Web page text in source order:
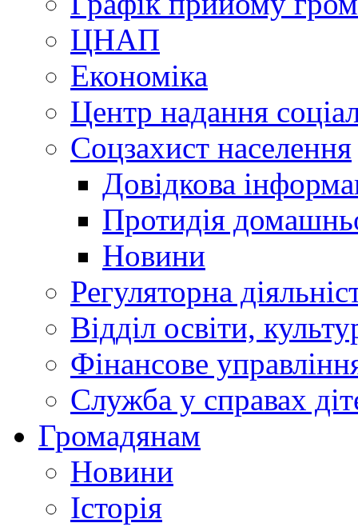
ЦНАП
Економіка
Центр надання
Соцзахист населення
Довідкова
Протидія
Новини
Регуляторна
Відділ освіти,
Фінансове
Служба у справах
Громадянам
Новини
Історія